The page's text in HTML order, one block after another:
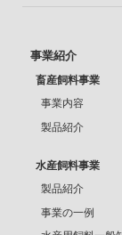
事業紹介
畜産飼料事業
事業内容
製品紹介
水産飼料事業
製品紹介
事業の一例